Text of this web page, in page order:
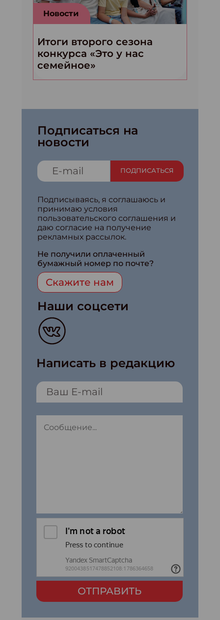
Новости
Итоги второго сезона
конкурса «Это у нас
семейное»
Подписаться на
новости
ПОДПИСАТЬСЯ
Подписываясь, я соглашаюсь и
принимаю условия
пользовательского соглашения и
даю согласие на получение
рекламных рассылок.
Не получили оплаченный
бумажный номер по почте?
Скажите нам
Наши соцсети
Написать в редакцию
ОТПРАВИТЬ